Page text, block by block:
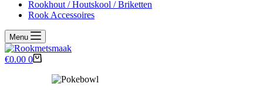
Rookhout / Houtskool / Briketten
Rook Accessoires
Menu
Winkelwagen
€0.00 0